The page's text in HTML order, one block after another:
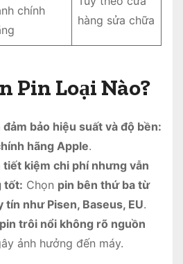
chính
hàng sửa chữa
Pin Loại Nào?
bảo hiệu suất và độ bền:
hãng Apple.
tiết kiệm chi phí nhưng vẫn
tốt: Chọn pin bên thứ ba từ
như Pisen, Baseus, EU.
trôi nổi không rõ nguồn
ảnh hưởng đến máy.